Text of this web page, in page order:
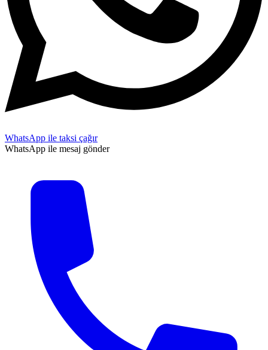
WhatsApp ile taksi çağır
WhatsApp ile mesaj gönder